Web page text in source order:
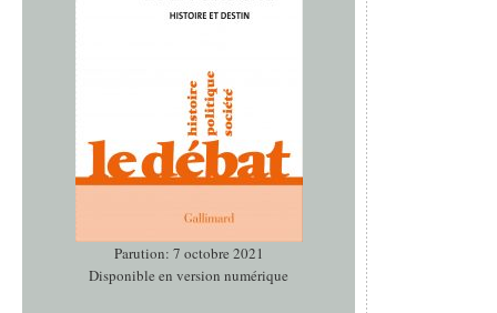
Parution: 7 octobre 2021
Disponible en version numérique